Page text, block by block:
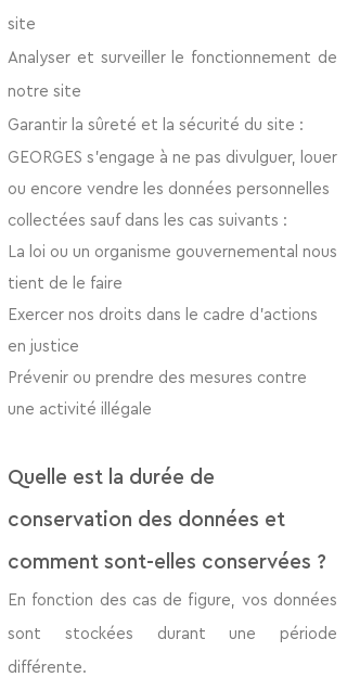
site
Analyser et surveiller le fonctionnement de
notre site
Garantir la sûreté et la sécurité du site :
GEORGES s’engage à ne pas divulguer, louer
ou encore vendre les données personnelles
collectées sauf dans les cas suivants :
La loi ou un organisme gouvernemental nous
tient de le faire
Exercer nos droits dans le cadre d’actions
en justice
Prévenir ou prendre des mesures contre
une activité illégale
Quelle est la durée de
conservation des données et
comment sont-elles conservées ?
En fonction des cas de figure, vos données
sont stockées durant une période
différente.